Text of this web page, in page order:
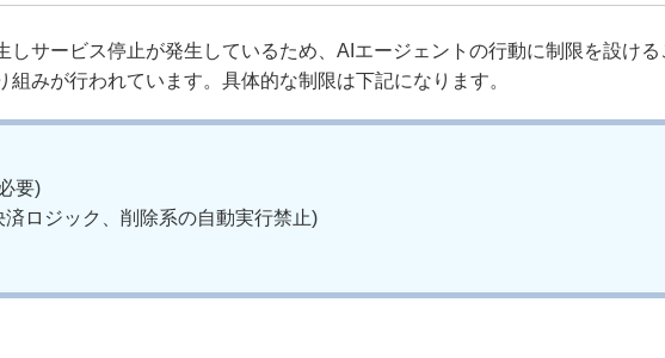
しサービス停止が発生しているため、AIエージェントの行動に制限を設け
みが行われています。具体的な制限は下記になります。
要)
ロジック、削除系の自動実行禁止)